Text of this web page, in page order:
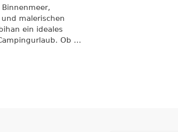
malerischen
ein ideales
Ob ...